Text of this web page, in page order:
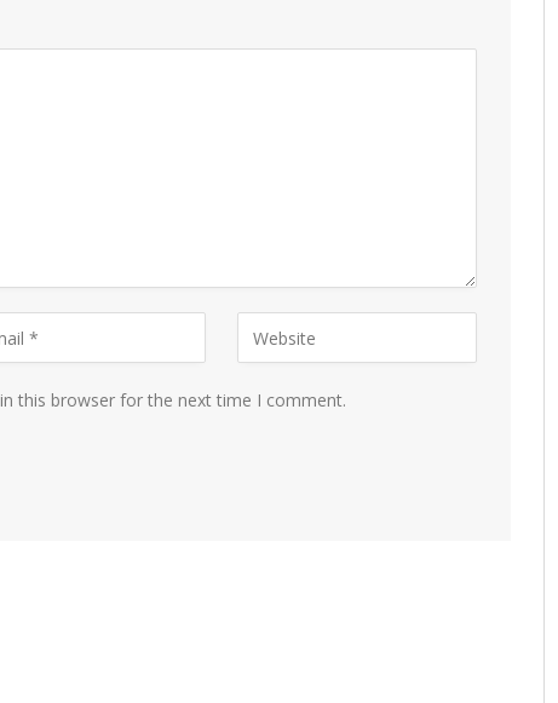
this browser for the next time I comment.